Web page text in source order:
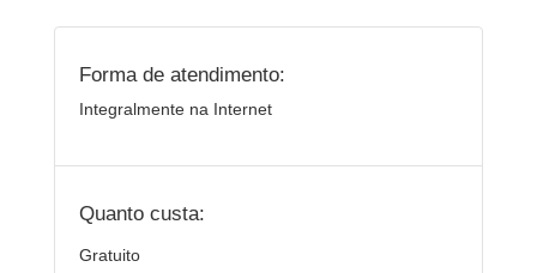
Forma de atendimento:
Integralmente na Internet
Quanto custa:
Gratuito